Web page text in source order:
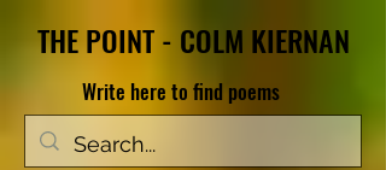
THE POINT - COLM KIERNAN
Write here to find poems